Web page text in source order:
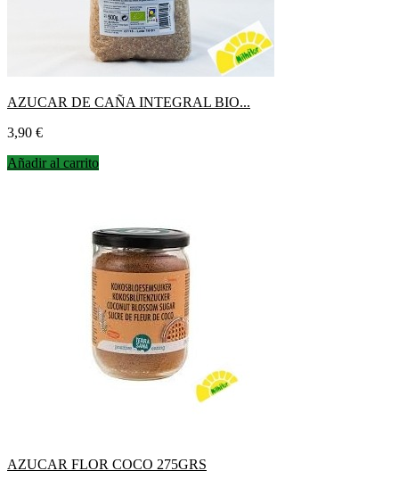
AZUCAR DE CAÑA INTEGRAL BIO...
Precio
3,90 €
Añadir al carrito
AZUCAR FLOR COCO 275GRS